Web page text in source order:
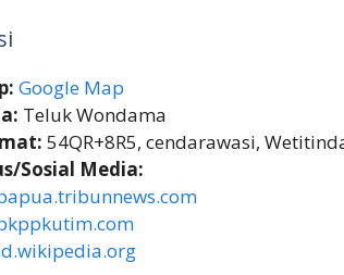
Google Map
Teluk Wondama
54QR+8R5, cendarawasi,
Sosial Media: